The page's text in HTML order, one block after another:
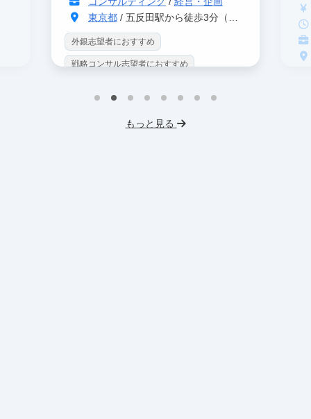
東京都/ 五反田駅から徒歩3分（大崎駅から徒歩8分）
外銀志望者におすすめ
戦略コンサル志望者におすすめ
データサイエンス
もっと見る